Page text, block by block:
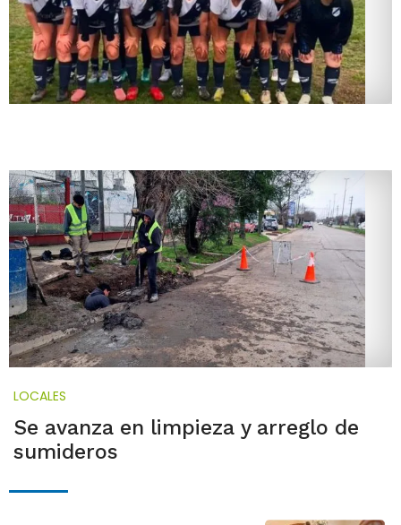
LOCALES
Se avanza en limpieza y arreglo de
sumideros